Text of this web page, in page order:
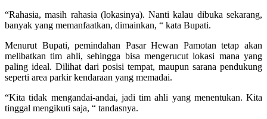
“Rahasia, masih rahasia (lokasinya). Nanti kalau dibuka sekarang,
banyak yang memanfaatkan, dimainkan, “ kata Bupati.
Menurut Bupati, pemindahan Pasar Hewan Pamotan tetap akan
melibatkan tim ahli, sehingga bisa mengerucut lokasi mana yang
paling ideal. Dilihat dari posisi tempat, maupun sarana pendukung
seperti area parkir kendaraan yang memadai.
“Kita tidak mengandai-andai, jadi tim ahli yang menentukan. Kita
tinggal mengikuti saja, “ tandasnya.